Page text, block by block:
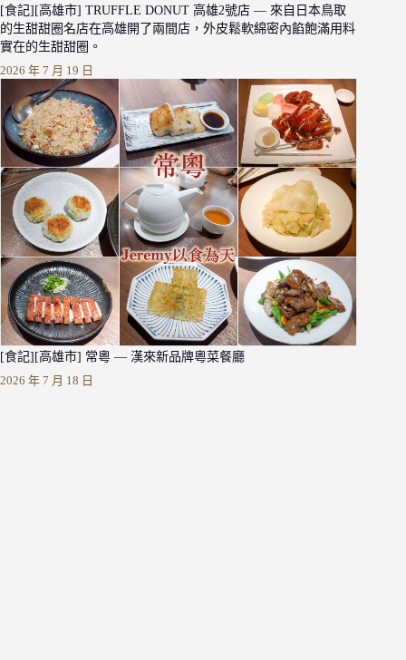
[食記][高雄市] TRUFFLE DONUT 高雄2號店 — 來自日本鳥取
的生甜甜圈名店在高雄開了兩間店，外皮鬆軟綿密內餡飽滿用料
實在的生甜甜圈。
2026 年 7 月 19 日
[食記][高雄市] 常粵 — 漢來新品牌粵菜餐廳
2026 年 7 月 18 日